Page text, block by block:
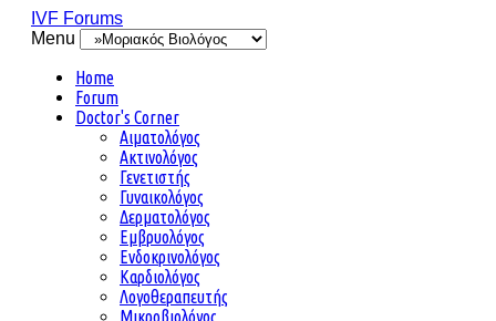
IVF Forums
Menu
Home
Forum
Doctor's Corner
Αιματολόγος
Ακτινολόγος
Γενετιστής
Γυναικολόγος
Δερματολόγος
Εμβρυολόγος
Ενδοκρινολόγος
Καρδιολόγος
Λογοθεραπευτής
Μικροβιολόγος